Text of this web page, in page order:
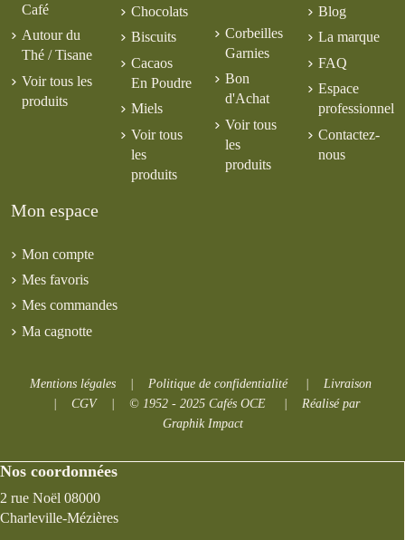
Café
Autour du
Thé / Tisane
Voir tous les
produits
Chocolats
Biscuits
Cacaos
En Poudre
Miels
Voir tous
les
produits
Corbeilles
Garnies
Bon
d'Achat
Voir tous
les
produits
Blog
La marque
FAQ
Espace
professionnel
Contactez-
nous
Mon espace
Mon compte
Mes favoris
Mes commandes
Ma cagnotte
Mentions légales | Politique de confidentialité| Livraison
|
CGV| © 1952 - 2025 Cafés OCE| Réalisé par
Graphik Impact
Nos coordonnées
2 rue Noël 08000
Charleville-Mézières